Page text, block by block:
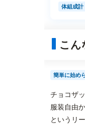
体組成計
こん
簡単に始め
チョコザ
服装自由
というリ